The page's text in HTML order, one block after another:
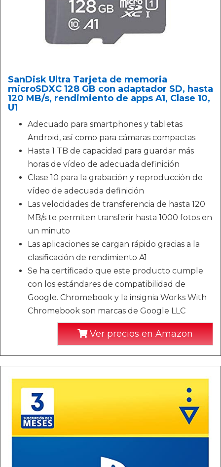
SanDisk Ultra Tarjeta de memoria
microSDXC 128 GB con adaptador SD, hasta
120 MB/s, rendimiento de apps A1, Clase 10,
U1
Adecuado para smartphones y tabletas
Android, así como para cámaras compactas
Hasta 1 TB de capacidad para guardar más
horas de vídeo de adecuada definición
Clase 10 para la grabación y reproducción de
vídeo de adecuada definición
Las velocidades de transferencia de hasta 120
MB/s te permiten transferir hasta 1000 fotos en
un minuto
Las aplicaciones se cargan rápido gracias a la
clasificación de rendimiento A1
Se ha certificado que este producto cumple
con los estándares de compatibilidad de
Google. Chromebook y la insignia Works With
Chromebook son marcas de Google LLC
Ver precios en Amazon